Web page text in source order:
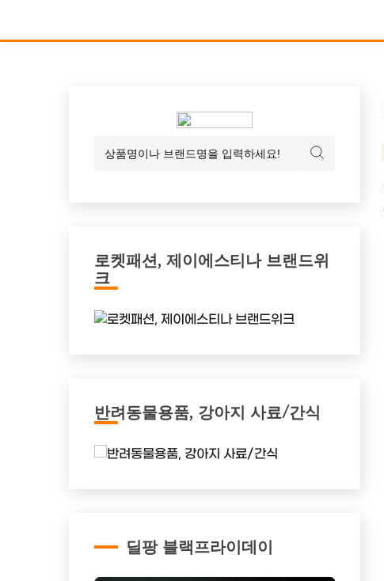
로켓패션, 제이에스티나 브랜드위
크
반려동물용품, 강아지 사료/간식
딜팡 블랙프라이데이